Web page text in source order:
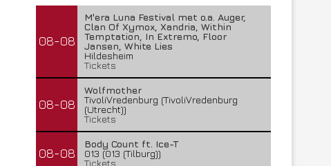
08-08
M'era Luna Festival met o.a. Auger,
Clan Of Xymox, Xandria, Within
Temptation, In Extremo, Floor
Jansen, White Lies
Hildesheim
Tickets
08-08
Wolfmother
TivoliVredenburg (TivoliVredenburg
(Utrecht))
Tickets
08-08
Body Count ft. Ice-T
013 (013 (Tilburg))
Tickets